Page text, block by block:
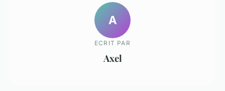
A
ECRIT PAR
Axel